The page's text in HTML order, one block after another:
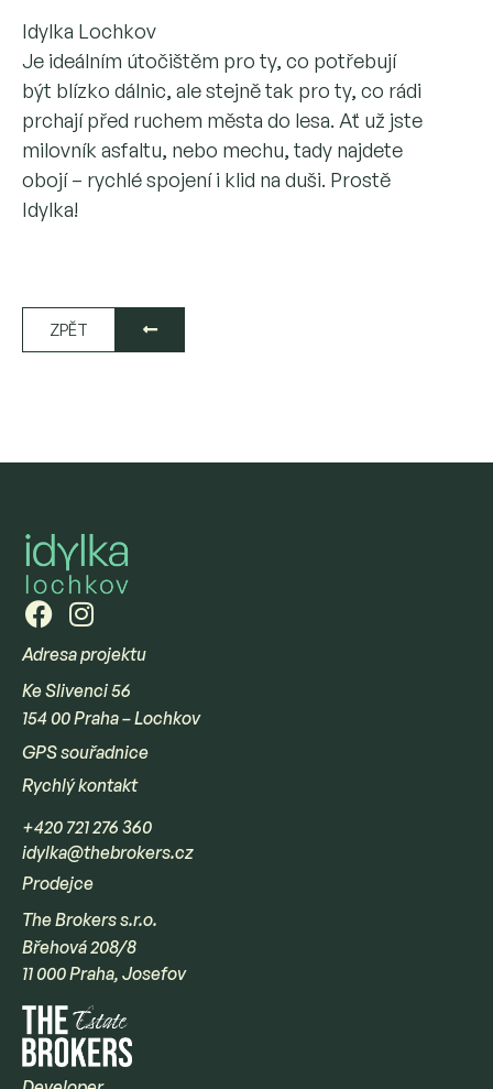
Idylka Lochkov
Je ideálním útočištěm pro ty, co potřebují
být blízko dálnic, ale stejně tak pro ty, co rádi
prchají před ruchem města do lesa. Ať už jste
milovník asfaltu, nebo mechu, tady najdete
obojí – rychlé spojení i klid na duši. Prostě
Idylka!
ZPĚT
Adresa projektu
Ke Slivenci 56
154 00 Praha – Lochkov
GPS souřadnice
Rychlý kontakt
+420 721 276 360
idylka@thebrokers.cz
Prodejce
The Brokers s.r.o.
Břehová 208/8
11 000 Praha, Josefov